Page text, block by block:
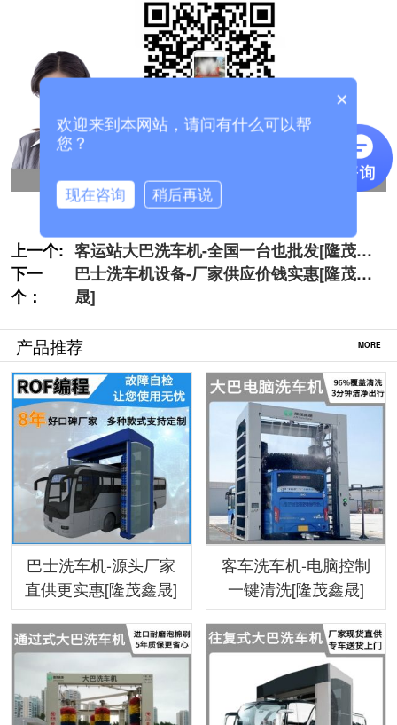
上一个: 客运站大巴洗车机-全国一台也批发[隆茂鑫
晟]
下一
个：
巴士洗车机设备-厂家供应价钱实惠[隆茂鑫
晟]
产品推荐 MORE
巴士洗车机-源头厂家
直供更实惠[隆茂鑫晟]
客车洗车机-电脑控制
一键清洗[隆茂鑫晟]
×
欢迎来到本网站，请问有什么可以帮
您？
现在咨询 稍后再说